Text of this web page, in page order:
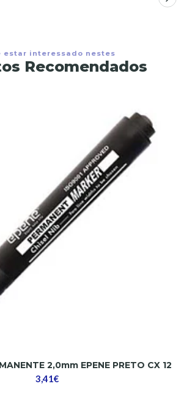
estar interessado nestes
Recomendados
2,0mm EPENE PRETO CX 12
3,41€